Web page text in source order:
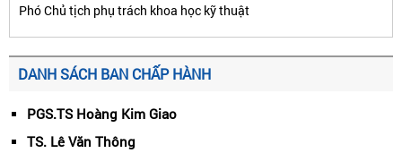
Phó Chủ tịch phụ trách khoa học kỹ thuật
DANH SÁCH BAN CHẤP HÀNH
PGS.TS Hoàng Kim Giao
TS. Lê Văn Thông